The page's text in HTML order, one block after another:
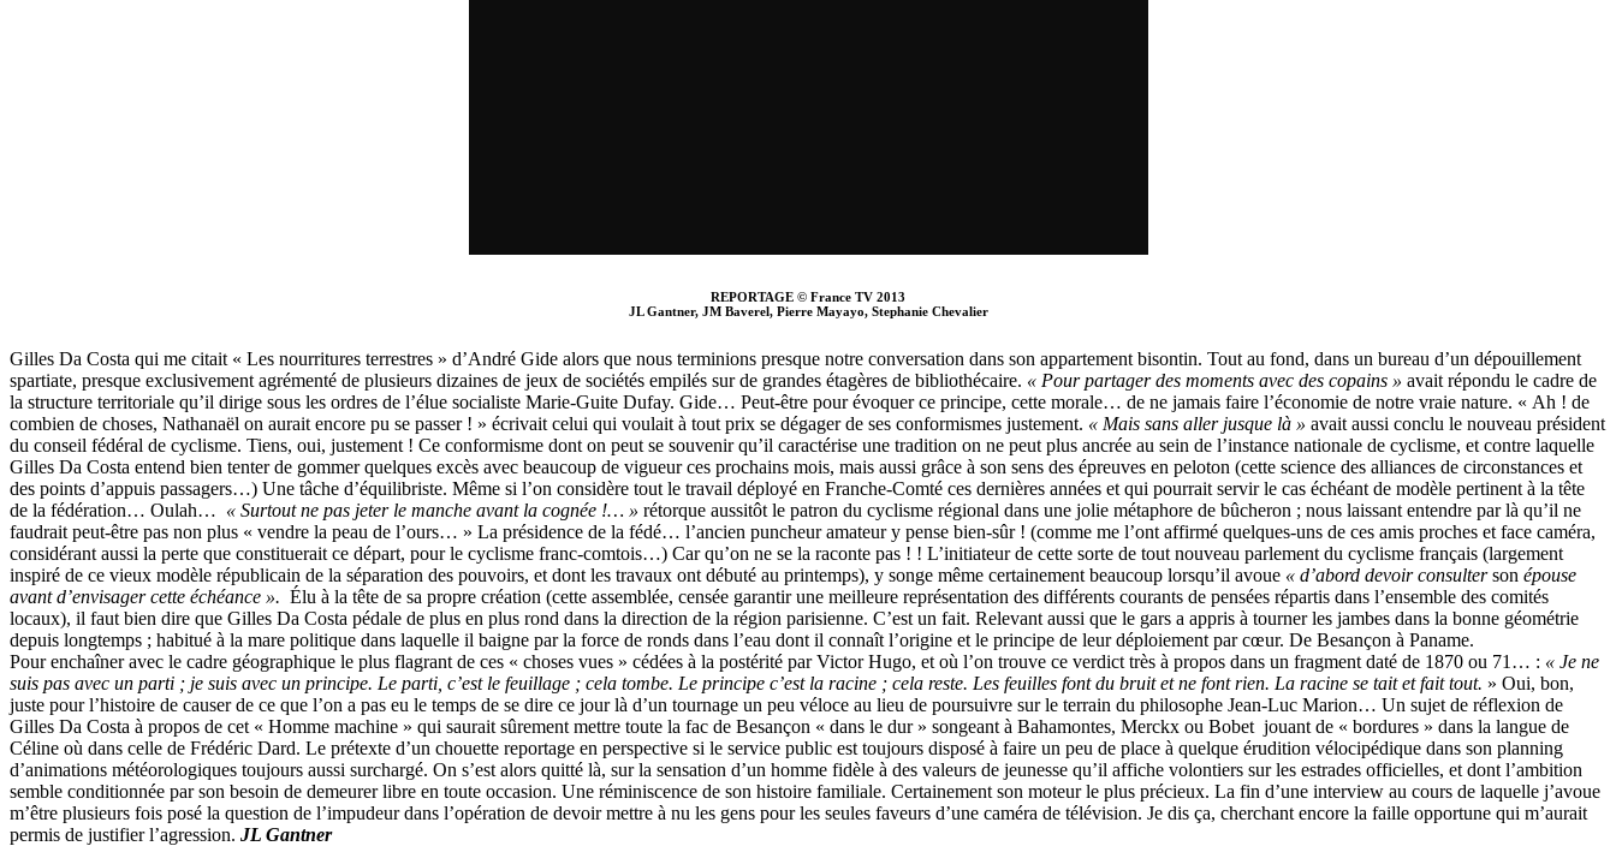
REPORTAGE © France TV 2013
JL Gantner, JM Baverel, Pierre Mayayo, Stephanie Chevalier
Gilles Da Costa qui me citait « Les nourritures terrestres » d’André Gide alors que nous terminions presque notre conversation dans son appartement bisontin. Tout au fond, dans un bureau d’un dépouillement
spartiate, presque exclusivement agrémenté de plusieurs dizaines de jeux de sociétés empilés sur de grandes étagères de bibliothécaire. « Pour partager des moments avec des copains » avait répondu le cadre de
la structure territoriale qu’il dirige sous les ordres de l’élue socialiste Marie-Guite Dufay. Gide… Peut-être pour évoquer ce principe, cette morale… de ne jamais faire l’économie de notre vraie nature. « Ah ! de
combien de choses, Nathanaël on aurait encore pu se passer ! » écrivait celui qui voulait à tout prix se dégager de ses conformismes justement. « Mais sans aller jusque là » avait aussi conclu le nouveau président
du conseil fédéral de cyclisme. Tiens, oui, justement ! Ce conformisme dont on peut se souvenir qu’il caractérise une tradition on ne peut plus ancrée au sein de l’instance nationale de cyclisme, et contre laquelle
Gilles Da Costa entend bien tenter de gommer quelques excès avec beaucoup de vigueur ces prochains mois, mais aussi grâce à son sens des épreuves en peloton (cette science des alliances de circonstances et
des points d’appuis passagers…) Une tâche d’équilibriste. Même si l’on considère tout le travail déployé en Franche-Comté ces dernières années et qui pourrait servir le cas échéant de modèle pertinent à la tête
de la fédération… Oulah… « Surtout ne pas jeter le manche avant la cognée !… » rétorque aussitôt le patron du cyclisme régional dans une jolie métaphore de bûcheron ; nous laissant entendre par là qu’il ne
faudrait peut-être pas non plus « vendre la peau de l’ours… » La présidence de la fédé… l’ancien puncheur amateur y pense bien-sûr ! (comme me l’ont affirmé quelques-uns de ces amis proches et face caméra,
considérant aussi la perte que constituerait ce départ, pour le cyclisme franc-comtois…) Car qu’on ne se la raconte pas ! ! L’initiateur de cette sorte de tout nouveau parlement du cyclisme français (largement
inspiré de ce vieux modèle républicain de la séparation des pouvoirs, et dont les travaux ont débuté au printemps), y songe même certainement beaucoup lorsqu’il avoue « d’abord devoir consulterson épouse
avant d’envisager cette échéance ». Élu à la tête de sa propre création (cette assemblée, censée garantir une meilleure représentation des différents courants de pensées répartis dans l’ensemble des comités
locaux), il faut bien dire que Gilles Da Costa pédale de plus en plus rond dans la direction de la région parisienne. C’est un fait. Relevant aussi que le gars a appris à tourner les jambes dans la bonne géométrie
depuis longtemps ; habitué à la mare politique dans laquelle il baigne par la force de ronds dans l’eau dont il connaît l’origine et le principe de leur déploiement par cœur. De Besançon à Paname.
Pour enchaîner avec le cadre géographique le plus flagrant de ces « choses vues » cédées à la postérité par Victor Hugo, et où l’on trouve ce verdict très à propos dans un fragment daté de 1870 ou 71… : « Je ne
suis pas avec un parti ; je suis avec un principe. Le parti, c’est le feuillage ; cela tombe. Le principe c’est la racine ; cela reste. Les feuilles font du bruit et ne font rien. La racine se tait et fait tout. » Oui, bon,
juste pour l’histoire de causer de ce que l’on a pas eu le temps de se dire ce jour là d’un tournage un peu véloce au lieu de poursuivre sur le terrain du philosophe Jean-Luc Marion… Un sujet de réflexion de
Gilles Da Costa à propos de cet « Homme machine » qui saurait sûrement mettre toute la fac de Besançon « dans le dur » songeant à Bahamontes, Merckx ou Bobet jouant de « bordures » dans la langue de
Céline où dans celle de Frédéric Dard. Le prétexte d’un chouette reportage en perspective si le service public est toujours disposé à faire un peu de place à quelque érudition vélocipédique dans son planning
d’animations météorologiques toujours aussi surchargé. On s’est alors quitté là, sur la sensation d’un homme fidèle à des valeurs de jeunesse qu’il affiche volontiers sur les estrades officielles, et dont l’ambition
semble conditionnée par son besoin de demeurer libre en toute occasion. Une réminiscence de son histoire familiale. Certainement son moteur le plus précieux. La fin d’une interview au cours de laquelle j’avoue
m’être plusieurs fois posé la question de l’impudeur dans l’opération de devoir mettre à nu les gens pour les seules faveurs d’une caméra de télévision. Je dis ça, cherchant encore la faille opportune qui m’aurait
permis de justifier l’agression. JL Gantner